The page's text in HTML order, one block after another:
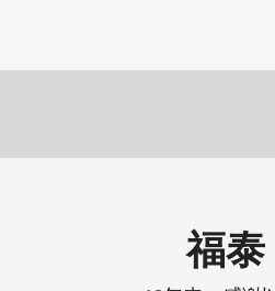
福泰